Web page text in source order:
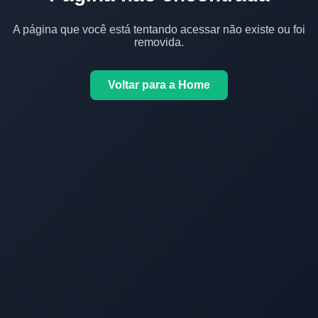
A página que você está tentando acessar não existe ou foi
removida.
Voltar para a Home